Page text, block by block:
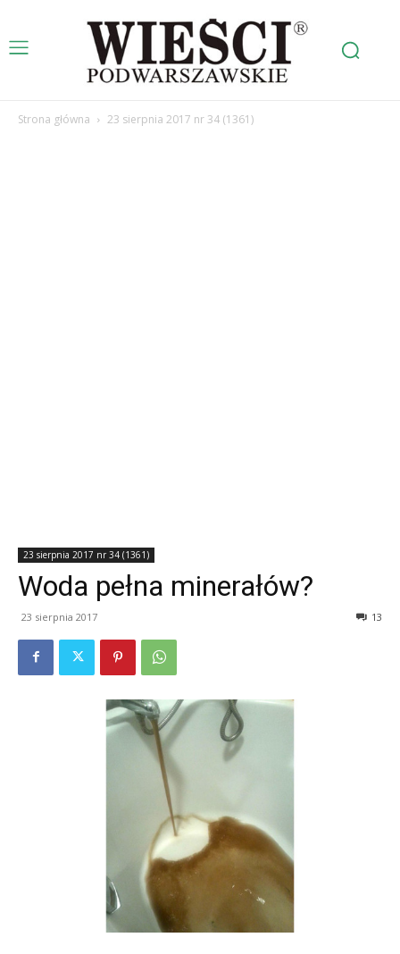
Strona główna 23 sierpnia 2017 nr 34 (1361)
23 sierpnia 2017 nr 34 (1361)
Woda pełna minerałów?
23 sierpnia 2017 13